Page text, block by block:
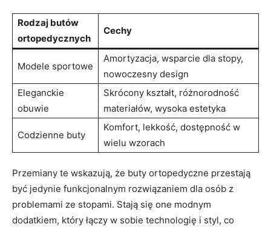
Rodzaj butów
ortopedycznych
Cechy
Modele sportowe
Amortyzacja, wsparcie dla stopy,
nowoczesny design
Eleganckie
obuwie
Skrócony kształt, różnorodność
materiałów, wysoka estetyka
Codzienne buty
Komfort, lekkość, dostępność w
wielu wzorach
Przemiany te wskazują, że buty ortopedyczne przestają
być jedynie funkcjonalnym rozwiązaniem dla osób z
problemami ze stopami. Stają się one modnym
dodatkiem, który łączy w sobie technologię i styl, co